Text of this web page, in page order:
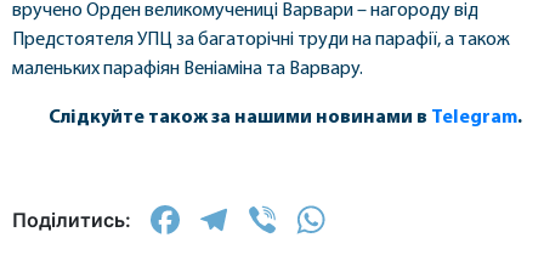
вручено Орден великомучениці Варвари – нагороду від
Предстоятеля УПЦ за багаторічні труди на парафії, а також
маленьких парафіян Веніаміна та Варвару.
Слідкуйте також за нашими новинами в Telegram.
Поділитись: Facebook
Telegram
Viber